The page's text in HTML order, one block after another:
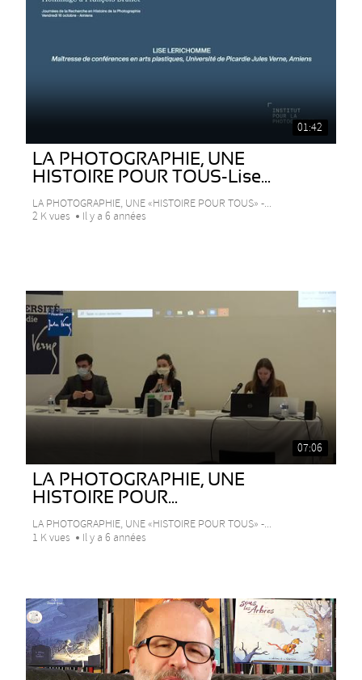
01:42
LA PHOTOGRAPHIE, UNE
HISTOIRE POUR TOUS-Lise...
LA PHOTOGRAPHIE, UNE «HISTOIRE POUR TOUS» -...
2 K vues
Il y a 6 années
07:06
LA PHOTOGRAPHIE, UNE
HISTOIRE POUR...
LA PHOTOGRAPHIE, UNE «HISTOIRE POUR TOUS» -...
1 K vues
Il y a 6 années